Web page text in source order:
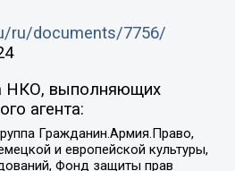
ru/documents/7756/
НКО, выполняющих
агента:
Гражданин.Армия.Право,
и европейской культуры,
Фонд защиты прав